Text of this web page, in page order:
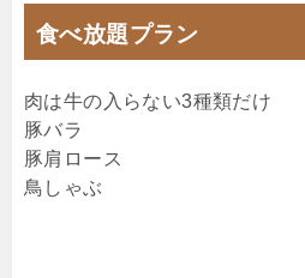
食べ放題プラン
肉は牛の入らない3種類だけ
豚バラ
豚肩ロース
鳥しゃぶ